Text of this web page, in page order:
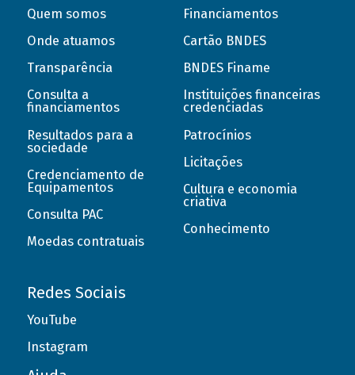
Quem somos
Onde atuamos
Transparência
Consulta a
financiamentos
Resultados para a
sociedade
Credenciamento de
Equipamentos
Consulta PAC
Moedas contratuais
Financiamentos
Cartão BNDES
BNDES Finame
Instituições financeiras
credenciadas
Patrocínios
Licitações
Cultura e economia
criativa
Conhecimento
Redes Sociais
YouTube
Instagram